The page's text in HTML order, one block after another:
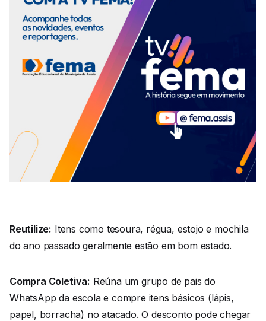
Reutilize: Itens como tesoura, régua, estojo e mochila
do ano passado geralmente estão em bom estado.
Compra Coletiva: Reúna um grupo de pais do
WhatsApp da escola e compre itens básicos (lápis,
papel, borracha) no atacado. O desconto pode chegar